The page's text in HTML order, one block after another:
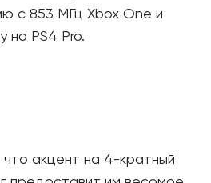
с 853 МГц Xbox One и
на PS4 Pro.
что акцент на 4-кратный